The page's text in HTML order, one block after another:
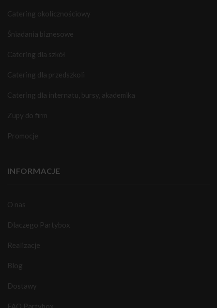
Catering okolicznościowy
Śniadania biznesowe
Catering dla szkół
Catering dla przedszkoli
Catering dla internatu, bursy, akademika
Zupy do firm
Promocje
INFORMACJE
O nas
Dlaczego Partybox
Realizacje
Blog
Dostawy